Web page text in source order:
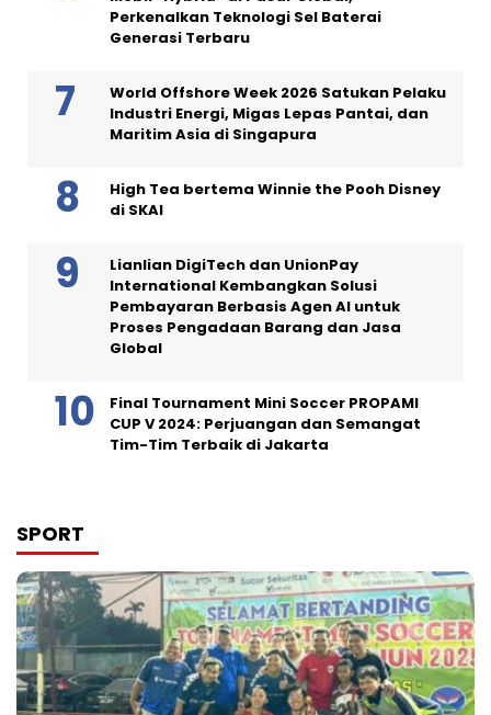
Perkenalkan Teknologi Sel Baterai
Generasi Terbaru
World Offshore Week 2026 Satukan Pelaku
Industri Energi, Migas Lepas Pantai, dan
Maritim Asia di Singapura
High Tea bertema Winnie the Pooh Disney
di SKAI
Lianlian DigiTech dan UnionPay
International Kembangkan Solusi
Pembayaran Berbasis Agen AI untuk
Proses Pengadaan Barang dan Jasa
Global
Final Tournament Mini Soccer PROPAMI
CUP V 2024: Perjuangan dan Semangat
Tim-Tim Terbaik di Jakarta
SPORT